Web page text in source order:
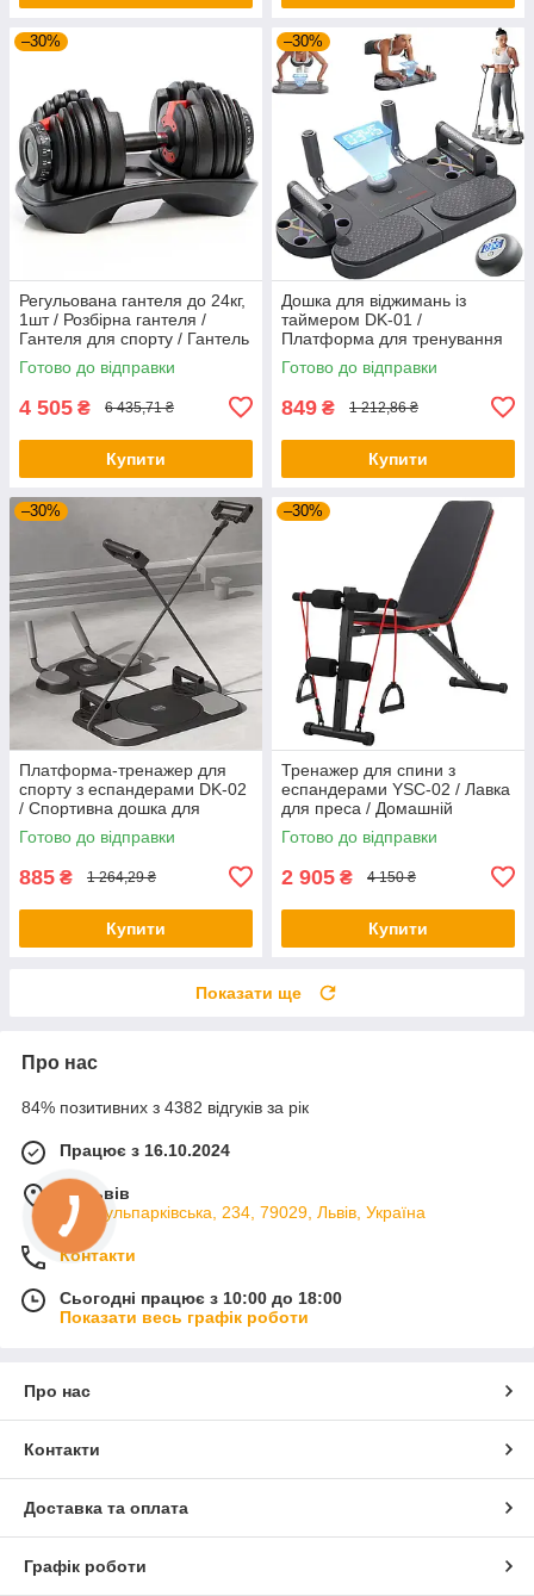
–30%
Регульована гантеля до 24кг,
1шт / Розбірна гантеля /
Гантеля для спорту / Гантель
для фітнесу
Готово до відправки
4 505 ₴ 6 435,71 ₴
Купити
–30%
Дошка для віджимань із
таймером DK-01 /
Платформа для тренування
рук / Тренажер для преса
Готово до відправки
849 ₴ 1 212,86 ₴
Купити
–30%
Платформа-тренажер для
спорту з еспандерами DK-02
/ Спортивна дошка для
тренувань / Дошка для
віджимань
Готово до відправки
885 ₴ 1 264,29 ₴
Купити
–30%
Тренажер для спини з
еспандерами YSC-02 / Лавка
для преса / Домашній
тренажер для спорту
Готово до відправки
2 905 ₴ 4 150 ₴
Купити
Показати ще
Про нас
84% позитивних з 4382 відгуків за рік
Працює з 16.10.2024
м. Львів
вул. Кульпарківська, 234, 79029, Львів, Україна
Контакти
Сьогодні працює з 10:00 до 18:00
Показати весь графік роботи
Про нас
Контакти
Доставка та оплата
Графік роботи